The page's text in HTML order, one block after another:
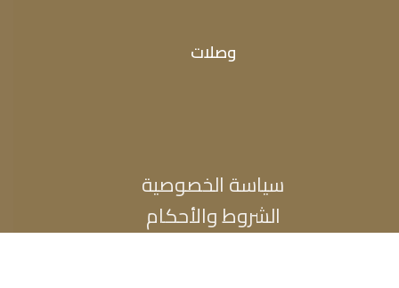
وصلات
سياسة الخصوصية
الشروط والأحكام